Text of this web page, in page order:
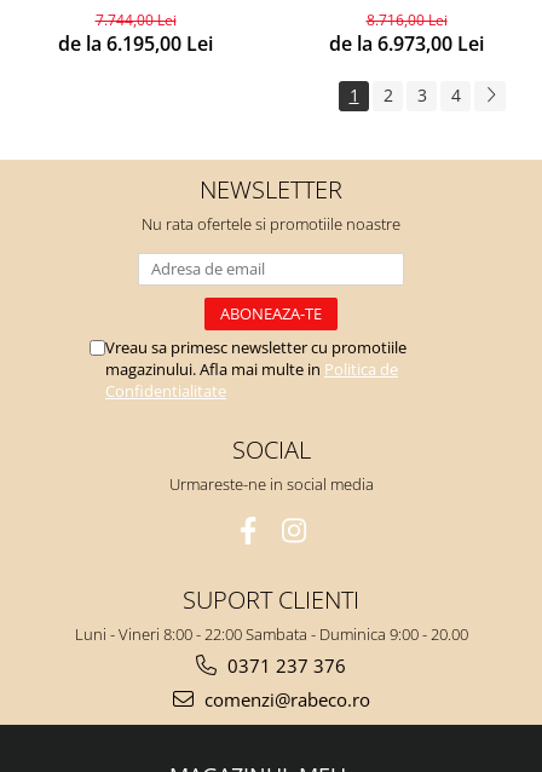
7.744,00 Lei
de la 6.195,00 Lei
8.716,00 Lei
de la 6.973,00 Lei
1 2 3 4
NEWSLETTER
Nu rata ofertele si promotiile noastre
Vreau sa primesc newsletter cu promotiile
magazinului. Afla mai multe in Politica de
Confidentialitate
SOCIAL
Urmareste-ne in social media
SUPORT CLIENTI
Luni - Vineri 8:00 - 22:00 Sambata - Duminica 9:00 - 20.00
0371 237 376
comenzi@rabeco.ro